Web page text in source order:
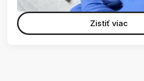
Zistiť viac